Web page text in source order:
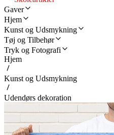
Gaver
Hjem
Kunst og Udsmykning
Tøj og Tilbehør
Tryk og Fotografi
Hjem
Kunst og Udsmykning
Udendørs dekoration